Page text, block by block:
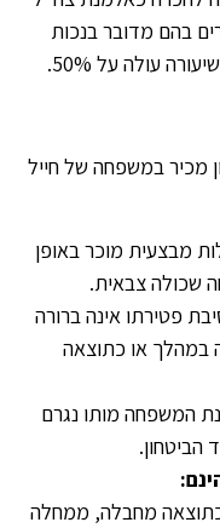
בהם מדובר בנכות
עולה על 50%.
מכיר במשפחה של חייל
מבצעית מוכר באופן
שכולה צבאית.
פטירתו אינה ברורה
במהלך או כתוצאה
המשפחה מותו נגרם
הביטחון.
כתוצאה מחבלה, ממחלה